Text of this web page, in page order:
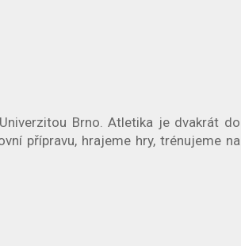
Brno. Atletika je dvakrát do
přípravu, hrajeme hry, trénujeme na